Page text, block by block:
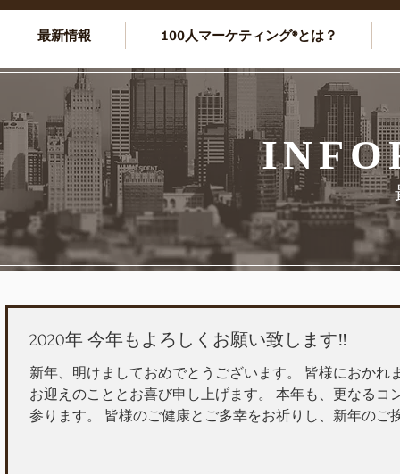
最新情報 100人マーケティング®とは？
2020年 今年もよろしくお願い致します‼
新年、明けましておめでとうございます。 皆様におかれ
お迎えのこととお喜び申し上げます。 本年も、更なるコンテンツの向上に努めて
参ります。 皆様のご健康とご多幸をお祈りし、新年のご